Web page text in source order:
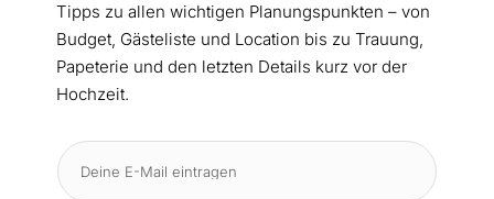
Tipps zu allen wichtigen Planungspunkten – von
Budget, Gästeliste und Location bis zu Trauung,
Papeterie und den letzten Details kurz vor der
Hochzeit.